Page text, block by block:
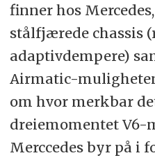
finner hos
stålfjærede chassis
adaptivdempere)
Airmatic-
om hvor merkbar
dreiemomentet V6-
Merccedes byr på i